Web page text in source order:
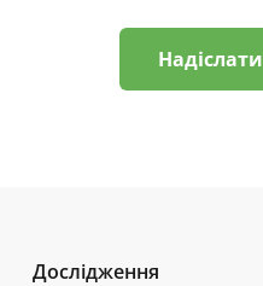
Дослідження